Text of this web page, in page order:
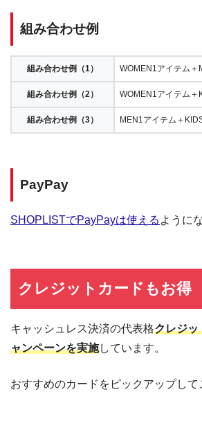
組み合わせ例
組み合わせ例（1） WOMEN1アイテム＋
組み合わせ例（2） WOMEN1アイテム＋
組み合わせ例（3） MEN1アイテム＋
PayPay
SHOPLISTでPayPayは使える ように
クレジットカードもお得
キャッシュレス決済の代表格クレジッ
ャンペーンを実施しています。
おすすめのカードをピックアップして